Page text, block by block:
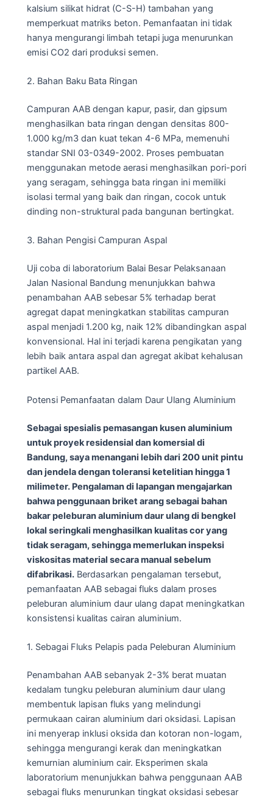
kalsium silikat hidrat (C-S-H) tambahan yang
memperkuat matriks beton. Pemanfaatan ini tidak
hanya mengurangi limbah tetapi juga menurunkan
emisi CO2 dari produksi semen.
2. Bahan Baku Bata Ringan
Campuran AAB dengan kapur, pasir, dan gipsum
menghasilkan bata ringan dengan densitas 800-
1.000 kg/m3 dan kuat tekan 4-6 MPa, memenuhi
standar SNI 03-0349-2002. Proses pembuatan
menggunakan metode aerasi menghasilkan pori-pori
yang seragam, sehingga bata ringan ini memiliki
isolasi termal yang baik dan ringan, cocok untuk
dinding non-struktural pada bangunan bertingkat.
3. Bahan Pengisi Campuran Aspal
Uji coba di laboratorium Balai Besar Pelaksanaan
Jalan Nasional Bandung menunjukkan bahwa
penambahan AAB sebesar 5% terhadap berat
agregat dapat meningkatkan stabilitas campuran
aspal menjadi 1.200 kg, naik 12% dibandingkan aspal
konvensional. Hal ini terjadi karena pengikatan yang
lebih baik antara aspal dan agregat akibat kehalusan
partikel AAB.
Potensi Pemanfaatan dalam Daur Ulang Aluminium
Sebagai spesialis pemasangan kusen aluminium
untuk proyek residensial dan komersial di
Bandung, saya menangani lebih dari 200 unit pintu
dan jendela dengan toleransi ketelitian hingga 1
milimeter. Pengalaman di lapangan mengajarkan
bahwa penggunaan briket arang sebagai bahan
bakar peleburan aluminium daur ulang di bengkel
lokal seringkali menghasilkan kualitas cor yang
tidak seragam, sehingga memerlukan inspeksi
viskositas material secara manual sebelum
difabrikasi. Berdasarkan pengalaman tersebut,
pemanfaatan AAB sebagai fluks dalam proses
peleburan aluminium daur ulang dapat meningkatkan
konsistensi kualitas cairan aluminium.
1. Sebagai Fluks Pelapis pada Peleburan Aluminium
Penambahan AAB sebanyak 2-3% berat muatan
kedalam tungku peleburan aluminium daur ulang
membentuk lapisan fluks yang melindungi
permukaan cairan aluminium dari oksidasi. Lapisan
ini menyerap inklusi oksida dan kotoran non-logam,
sehingga mengurangi kerak dan meningkatkan
kemurnian aluminium cair. Eksperimen skala
laboratorium menunjukkan bahwa penggunaan AAB
sebagai fluks menurunkan tingkat oksidasi sebesar